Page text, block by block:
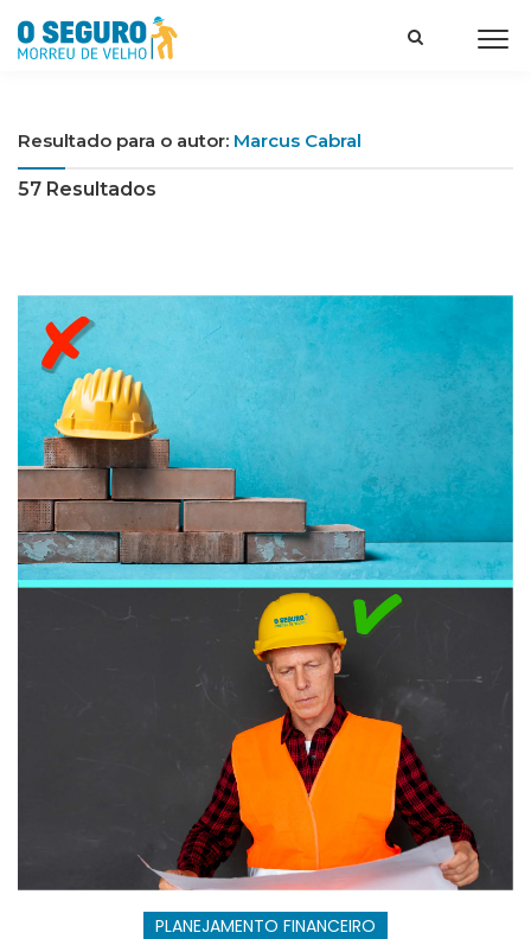
Resultado para o autor: Marcus Cabral
57 Resultados
PLANEJAMENTO FINANCEIRO